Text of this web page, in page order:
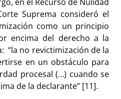
Suprema consideró el
como un principio
encima del derecho a la
“la no revictimización de la
en un obstáculo para
procesal (…) cuando se
de la declarante” [11].